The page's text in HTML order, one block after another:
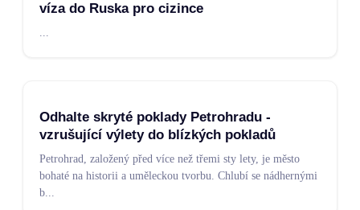
víza do Ruska pro cizince
...
Odhalte skryté poklady Petrohradu -
vzrušující výlety do blízkých pokladů
Petrohrad, založený před více než třemi sty lety, je město
bohaté na historii a uměleckou tvorbu. Chlubí se nádhernými
b...